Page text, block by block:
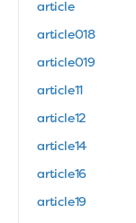
article
article018
article019
article11
article12
article14
article16
article19